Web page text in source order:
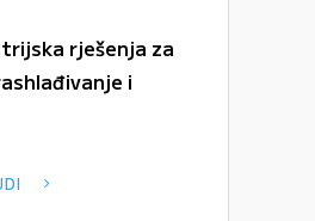
rješenja za
i